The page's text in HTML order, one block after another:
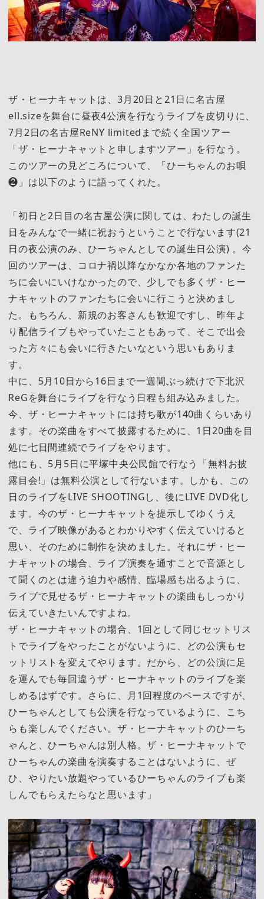
ザ・ヒーナキャットは、3月20日と21日に名古屋
ell.sizeを舞台に昼夜4公演を行なうライブを皮切りに、
7月2日の名古屋ReNY limitedまで続く全国ツアー
「ザ・ヒーナキャットと申しますツアー」を行なう。
このツアーの見どころについて、「ひーちゃんのお唄
❷」は以下のように語ってくれた。
「初日と2日目の名古屋公演に関しては、わたしの誕生
日をみんなで一緒に祝おうということで行ないます(21
日の夜公演のみ、ひーちゃんとしての誕生日公演) 。今
回のツアーは、コロナ禍以降なかなか各地のファンた
ちに会いにいけなかったので、少しでも多くザ・ヒー
ナキャットのファンたちに会いに行こうと決めまし
た。もちろん、新規のお客さんも歓迎ですし、昨年よ
り配信ライブもやっていたこともあって、そこで出会
った方々にも会いに行きたいなという思いもありま
す。
中に、5月10日から16日まで一週間ぶっ続けで下北沢
ReGを舞台にライブを行なう日程も組み込みました。
今、ザ・ヒーナキャットには持ち歌が140曲くらいあり
ます。その楽曲をすべて披露するために、1日20曲を目
処に七日間連続でライブをやります。
他にも、5月5日に平塚中央公民館で行なう「無料お披
露目会!」は無料公演として行ないます。しかも、この
日のライブをLIVE SHOOTINGし、後にLIVE DVD化し
ます。今のザ・ヒーナキャットを提示してゆくうえ
で、ライブ映像があるとわかりやすく伝えていけると
思い、そのために制作を決めました。それにザ・ヒー
ナキャットの場合、ライブ演奏を通すことで音源とし
て聞くのとは違う迫力や感情、臨場感も出るように、
ライブで見せるザ・ヒーナキャットの楽曲もしっかり
伝えていきたいんですよね。
ザ・ヒーナキャットの場合、1回として同じセットリス
トでライブをやったことがないように、どの公演もセ
ットリストを変えてやります。だから、どの公演に足
を運んでも毎回違うザ・ヒーナキャットのライブを楽
しめるはずです。さらに、月1回程度のペースですが、
ひーちゃんとしても公演を行なっているように、こち
らも楽しんでください。ザ・ヒーナキャットのひーち
ゃんと、ひーちゃんは別人格。ザ・ヒーナキャットで
ひーちゃんの楽曲を演奏することはないように、ぜ
ひ、やりたい放題やっているひーちゃんのライブも楽
しんでもらえたらなと思います」